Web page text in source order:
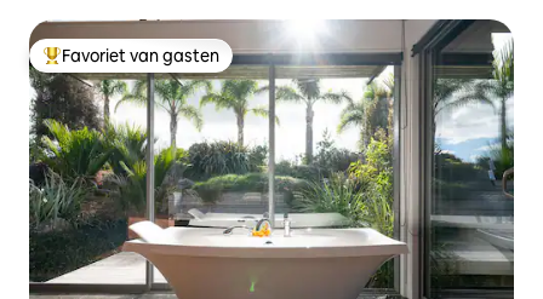
Topfavoriet van gasten
Favoriet van gasten